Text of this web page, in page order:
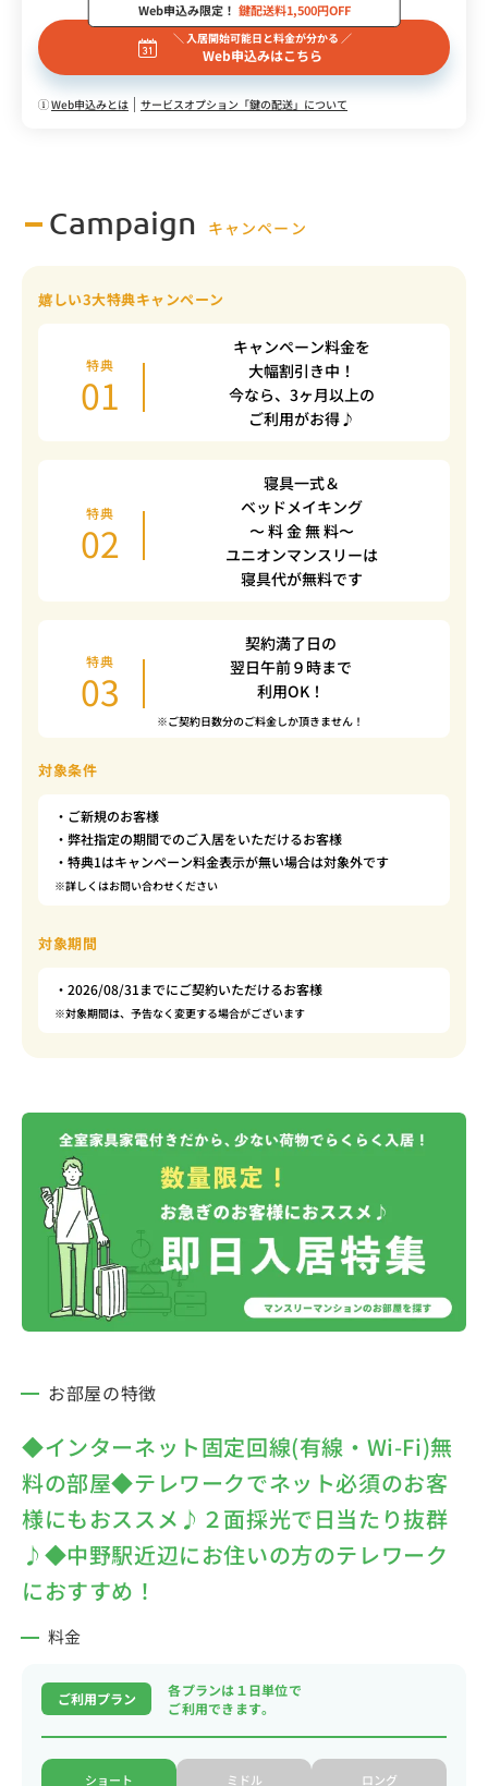
＼ 入居開始可能日と料金が分かる ／
Web申込みはこちら
Web申込み限定！ 鍵配送料1,500円OFF
Web申込みとは サービスオプション「鍵の配送」について
Campaign キャンペーン
嬉しい3大特典キャンペーン
特典
01
キャンペーン料金を
大幅割引き中！
今なら、3ヶ月以上の
ご利用がお得♪
特典
02
寝具一式＆
ベッドメイキング
〜 料 金 無 料〜
ユニオンマンスリーは
寝具代が無料です
特典
03
契約満了日の
翌日午前９時まで
利用OK！
※ご契約日数分のご料金しか頂きません！
対象条件
・ご新規のお客様
・弊社指定の期間でのご入居をいただけるお客様
・特典1はキャンペーン料金表示が無い場合は対象外です
※詳しくはお問い合わせください
対象期間
・2026/08/31までにご契約いただけるお客様
※対象期間は、予告なく変更する場合がございます
お部屋の特徴
◆インターネット固定回線(有線・Wi-Fi)無
料の部屋◆テレワークでネット必須のお客
様にもおススメ♪２面採光で日当たり抜群
♪◆中野駅近辺にお住いの方のテレワーク
におすすめ！
料金
ご利用プラン
各プランは１日単位で
ご利用できます。
ショート ミドル ロング